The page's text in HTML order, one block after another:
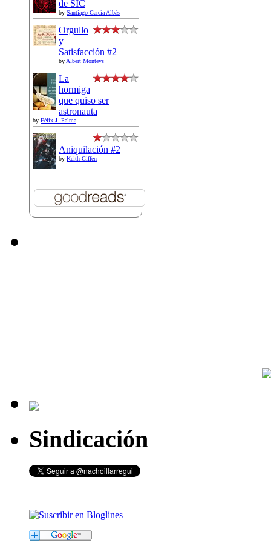
de SIC
by Santiago García Albás
Orgullo
y
Satisfacción #2
byAlbert Monteys
La
hormiga
que quiso ser
astronauta
by Félix J. Palma
Aniquilación #2
by Keith Giffen
Sindicación